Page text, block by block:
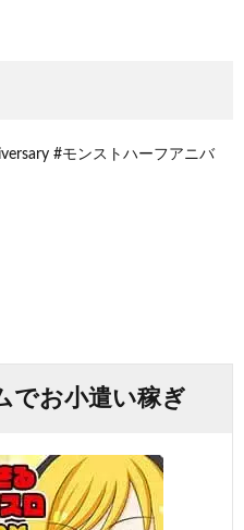
#モンストハーフアニバ
でお小遣い稼ぎ